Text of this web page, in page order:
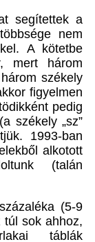
segítettek a
nem
A kötetbe
mert három
székely
figyelmen
pedig
székely „sz”
1993-ban
alkotott
(talán
(5-9
túl sok ahhoz,
táblák